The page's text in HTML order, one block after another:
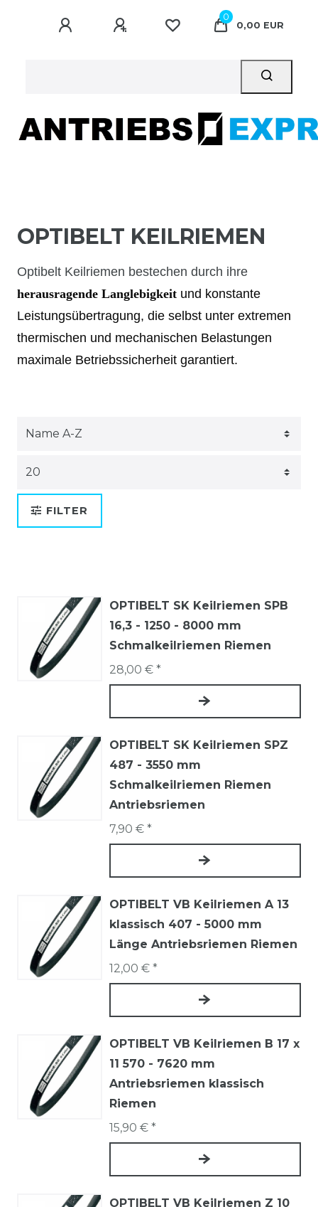
0
0,00 EUR
OPTIBELT KEILRIEMEN
Optibelt Keilriemen bestechen durch ihre
herausragende Langlebigkeit und konstante
Leistungsübertragung, die selbst unter extremen
thermischen und mechanischen Belastungen
maximale Betriebssicherheit garantiert.
FILTER
OPTIBELT SK Keilriemen SPB
16,3 - 1250 - 8000 mm
Schmalkeilriemen Riemen
28,00 € *
OPTIBELT SK Keilriemen SPZ
487 - 3550 mm
Schmalkeilriemen Riemen
Antriebsriemen
7,90 € *
OPTIBELT VB Keilriemen A 13
klassisch 407 - 5000 mm
Länge Antriebsriemen Riemen
12,00 € *
OPTIBELT VB Keilriemen B 17 x
11 570 - 7620 mm
Antriebsriemen klassisch
Riemen
15,90 € *
OPTIBELT VB Keilriemen Z 10